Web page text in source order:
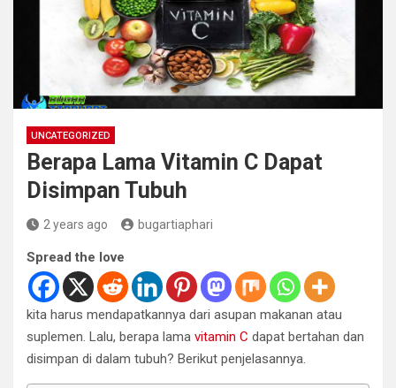
UNCATEGORIZED
Berapa Lama Vitamin C Dapat
Disimpan Tubuh
2 years ago bugartiaphari
Spread the love
kita harus mendapatkannya dari asupan makanan atau
suplemen. Lalu, berapa lama vitamin C dapat bertahan dan
disimpan di dalam tubuh? Berikut penjelasannya.